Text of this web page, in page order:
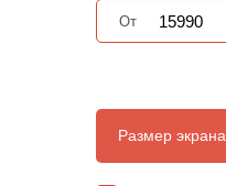
От
Размер экрана